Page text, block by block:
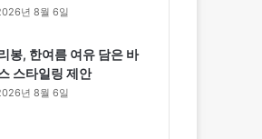
년 8월 6일
봉, 한여름 여유 담은 바
스타일링 제안
년 8월 6일